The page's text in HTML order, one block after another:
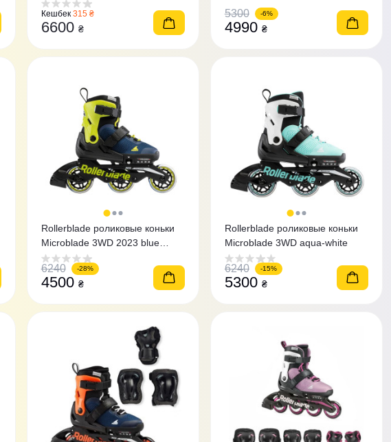
Кешбек 315 ₴
6600 ₴
5300 -6%
4990 ₴
Rollerblade роликовые коньки
Microblade 3WD 2023 blue
royal-lime
6240 -28%
4500 ₴
Rollerblade роликовые коньки
Microblade 3WD aqua-white
6240 -15%
5300 ₴